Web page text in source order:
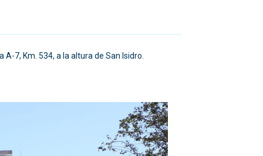
7, Km. 534, a la altura de San Isidro.